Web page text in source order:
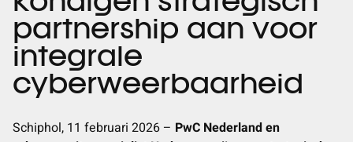
Partners
Nieuws & inspiratie
Nieuws
partnership aan voor
integrale
cyberweerbaarheid
Schiphol, 11 februari 2026 – PwC Nederland en